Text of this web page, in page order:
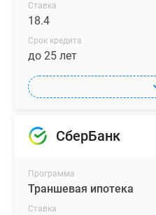
Ставка
18.4
Срок кредита
до 25 лет
СберБанк
Программа
Траншевая ипотека
Ставка